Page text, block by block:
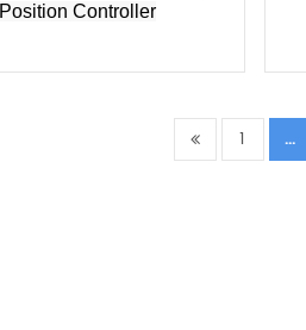
Position Controller
1 ...